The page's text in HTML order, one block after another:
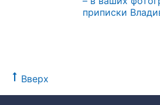
приписки
Вверх